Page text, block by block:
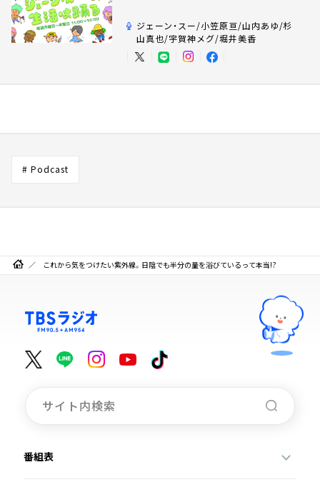
ジェーン・スー/小笠原亘/山内あゆ/杉
山真也/宇賀神メグ/堀井美香
# Podcast
これから気をつけたい紫外線。日陰でも半分の量を浴びているって本当!?
番組表